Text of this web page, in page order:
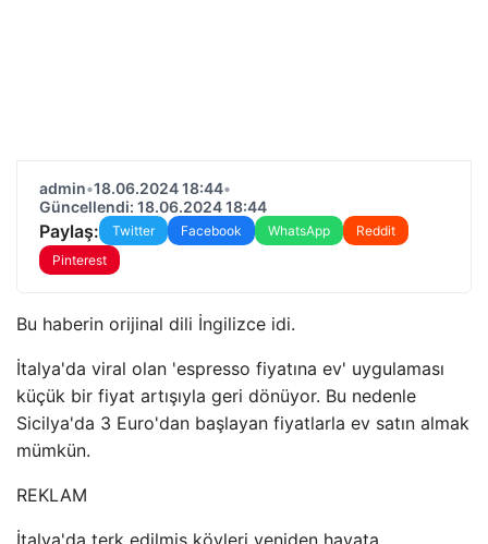
admin•18.06.2024 18:44•
Güncellendi: 18.06.2024 18:44
Paylaş: Twitter Facebook WhatsApp
Reddit
Pinterest
Bu haberin orijinal dili İngilizce idi.
İtalya'da viral olan 'espresso fiyatına ev' uygulaması
küçük bir fiyat artışıyla geri dönüyor. Bu nedenle
Sicilya'da 3 Euro'dan başlayan fiyatlarla ev satın almak
mümkün.
REKLAM
İtalya'da terk edilmiş köyleri yeniden hayata